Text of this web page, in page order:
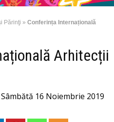
Părinţi » Conferința Internațională
Arhitecții
Sâmbătă 16 Noiembrie 2019